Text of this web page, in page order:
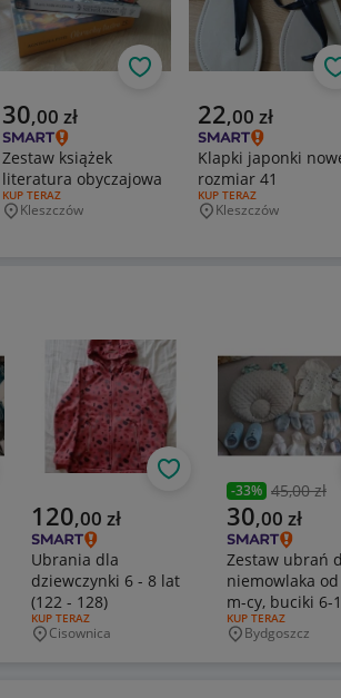
Aktualna cena
30,00 zł
Zestaw książek
literatura obyczajowa
RODZAJ OFERTY:
KUP TERAZ
Miejscowość
Kleszczów
Obserwuj
Aktualna cena
22,00 zł
Klapki japonki
rozmiar 41
RODZAJ OFERTY:
KUP TERAZ
Miejscowość
Kleszczów
Aktualna cena
120,00 zł
Ubrania dla
dziewczynki 6 - 8 lat
(122 - 128)
RODZAJ OFERTY:
KUP TERAZ
Miejscowość
Cisownica
Obserwuj
Poprzednia cena
-33% 45,00 zł
Aktualna cena
30,00 zł
Zestaw ubrań
niemowlaka
m-cy, buciki 6-
cy
RODZAJ OFERTY:
KUP TERAZ
Miejscowość
Bydgoszcz